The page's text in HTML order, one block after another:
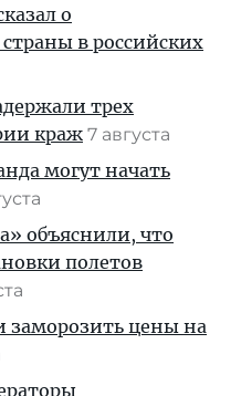
о
в российских
трех
краж 7 августа
могут начать
объяснили, что
полетов
заморозить цены на